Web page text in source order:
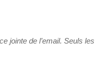
de l’email. Seuls